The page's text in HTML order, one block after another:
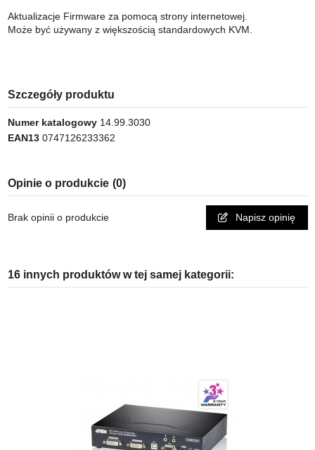
Aktualizacje Firmware za pomocą strony internetowej.
Może być używany z większością standardowych KVM.
Szczegóły produktu
Numer katalogowy 14.99.3030
EAN13 0747126233362
Opinie o produkcie (0)
Brak opinii o produkcie Napisz opinię
16 innych produktów w tej samej kategorii: